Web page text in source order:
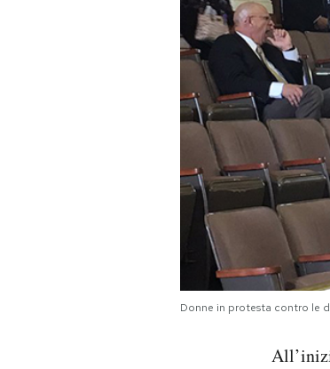
Donne in protesta contro le